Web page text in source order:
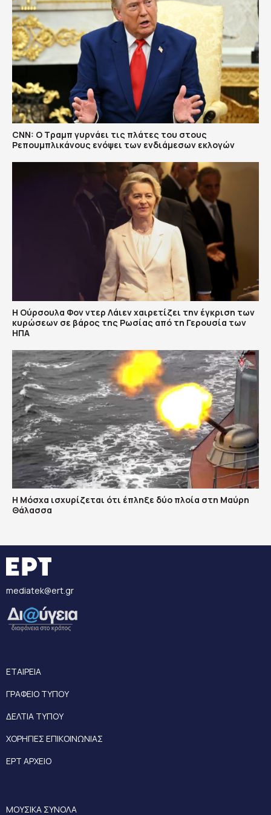
CNN: Ο Τραμπ γυρνάει τις πλάτες του στους
Ρεπουμπλικάνους ενόψει των ενδιάμεσων εκλογών
Η Ούρσουλα Φον ντερ Λάιεν χαιρετίζει την έγκριση των
κυρώσεων σε βάρος της Ρωσίας από τη Γερουσία των
ΗΠΑ
Η Μόσχα ισχυρίζεται ότι έπληξε δύο πλοία στη Μαύρη
Θάλασσα
mediatek@ert.gr
ΕΤΑΙΡΕΙΑ
ΓΡΑΦΕΙΟ ΤΥΠΟΥ
ΔΕΛΤΙΑ ΤΥΠΟΥ
ΧΟΡΗΓΙΕΣ ΕΠΙΚΟΙΝΩΝΙΑΣ
ΕΡΤ ΑΡΧΕΙΟ
ΜΟΥΣΙΚΑ ΣΥΝΟΛΑ